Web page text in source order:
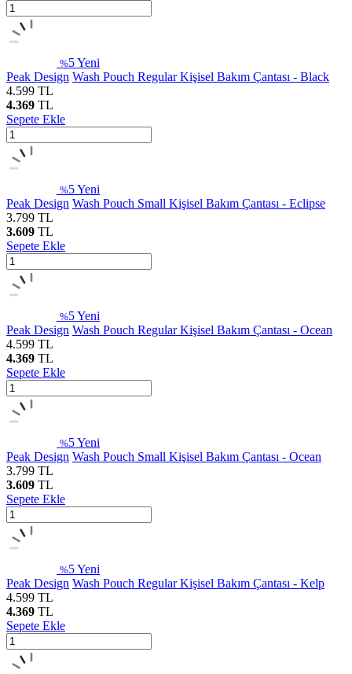
%5Yeni
Peak Design Wash Pouch Regular Kişisel Bakım Çantası - Black
4.599 TL
4.369 TL
Sepete Ekle
%5Yeni
Peak Design Wash Pouch Small Kişisel Bakım Çantası - Eclipse
3.799 TL
3.609 TL
Sepete Ekle
%5Yeni
Peak Design Wash Pouch Regular Kişisel Bakım Çantası - Ocean
4.599 TL
4.369 TL
Sepete Ekle
%5Yeni
Peak Design Wash Pouch Small Kişisel Bakım Çantası - Ocean
3.799 TL
3.609 TL
Sepete Ekle
%5Yeni
Peak Design Wash Pouch Regular Kişisel Bakım Çantası - Kelp
4.599 TL
4.369 TL
Sepete Ekle